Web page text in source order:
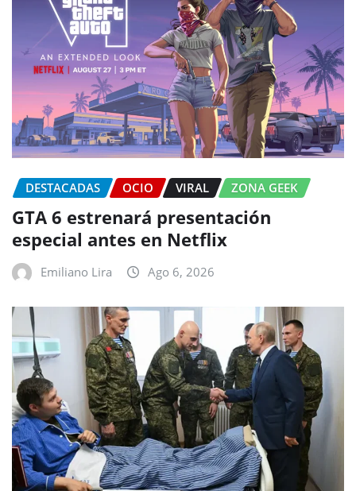
DESTACADAS OCIO VIRAL ZONA GEEK
GTA 6 estrenará presentación
especial antes en Netflix
Emiliano Lira Ago 6, 2026